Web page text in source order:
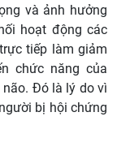
và ảnh hưởng
hoạt động các
tiếp làm giảm
chức năng của
não. Đó là lý do vì
bị hội chứng